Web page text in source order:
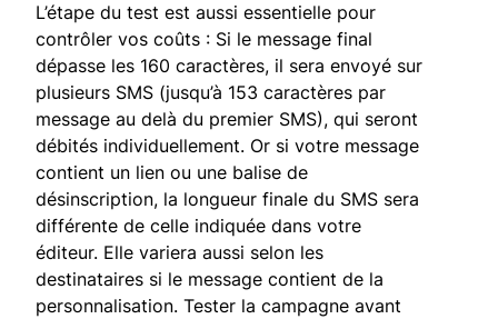
L’étape du test est aussi essentielle pour
contrôler vos coûts : Si le message final
dépasse les 160 caractères, il sera envoyé sur
plusieurs SMS (jusqu’à 153 caractères par
message au delà du premier SMS), qui seront
débités individuellement. Or si votre message
contient un lien ou une balise de
désinscription, la longueur finale du SMS sera
différente de celle indiquée dans votre
éditeur. Elle variera aussi selon les
destinataires si le message contient de la
personnalisation. Tester la campagne avant